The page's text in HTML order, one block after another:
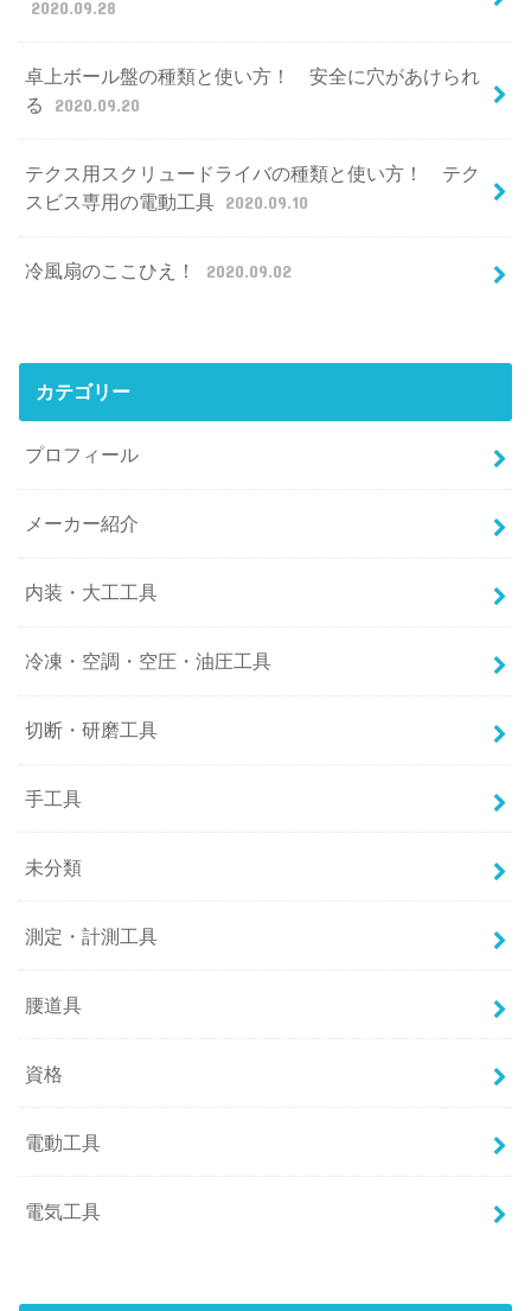
2020.09.28
卓上ボール盤の種類と使い方！ 安全に穴があけられ
る
2020.09.20
テクス用スクリュードライバの種類と使い方！ テク
スビス専用の電動工具 2020.09.10
冷風扇のここひえ！ 2020.09.02
カテゴリー
プロフィール
メーカー紹介
内装・大工工具
冷凍・空調・空圧・油圧工具
切断・研磨工具
手工具
未分類
測定・計測工具
腰道具
資格
電動工具
電気工具